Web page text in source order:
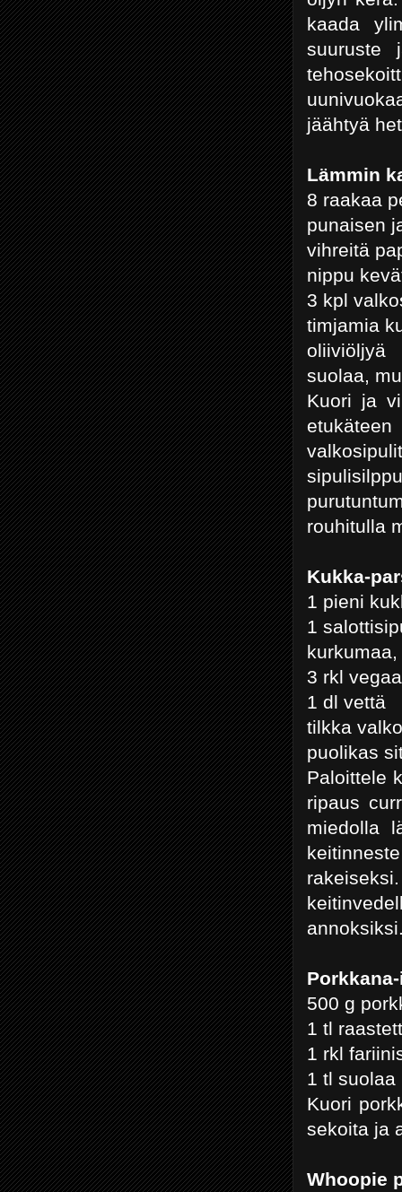
kaada
suuruste
jäähtyä
Lämmin
8 raakaa
vihreitä
nippu
3 kpl
oliiviöljyä
Kuori ja
rouhitulla
Kukka-
1 pieni
1
3 rkl
1 dl vettä
tilkka
puolikas
Paloittele
ripaus
miedolla
500 g
1 tl
1 rkl
1 tl suolaa
Kuori
sekoita ja
Whoopie